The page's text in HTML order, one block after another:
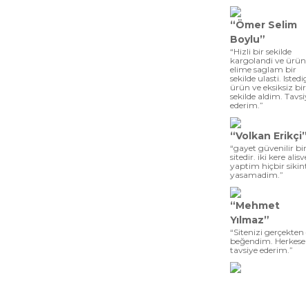
“Ömer Selim
Boylu”
“Hizli bir sekilde
kargolandi ve ürün
elime saglam bir
sekilde ulasti.
ürün ve eksiksiz bir
sekilde aldim.
ederim.”
“Volkan Erikçi”
“gayet güvenilir bir
sitedir. iki kere
yaptim hiçbir
yasamadim.”
“Mehmet
Yılmaz”
“Sitenizi gerçekten
beğendim. Herkese
tavsiye ederim.”